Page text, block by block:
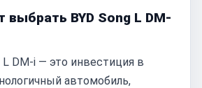
выбрать BYD Song L DM-
DM-i — это инвестиция в
автомобиль,